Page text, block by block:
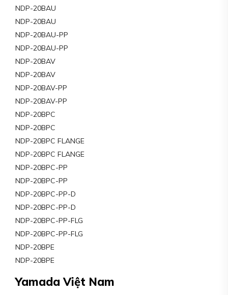
NDP-20BAU
NDP-20BAU
NDP-20BAU-PP
NDP-20BAU-PP
NDP-20BAV
NDP-20BAV
NDP-20BAV-PP
NDP-20BAV-PP
NDP-20BPC
NDP-20BPC
NDP-20BPC FLANGE
NDP-20BPC FLANGE
NDP-20BPC-PP
NDP-20BPC-PP
NDP-20BPC-PP-D
NDP-20BPC-PP-D
NDP-20BPC-PP-FLG
NDP-20BPC-PP-FLG
NDP-20BPE
NDP-20BPE
Yamada Việt Nam